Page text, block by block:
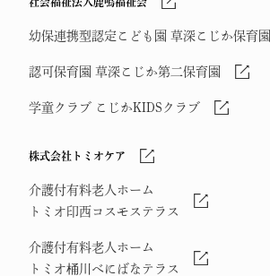
幼保連携型認定こども園 草深こじか保育園
認可保育園 草深こじか第二保育園
学童クラブ こじかKIDSクラブ
株式会社トミオケア
介護付有料老人ホーム
トミオ印西コスモステラス
介護付有料老人ホーム
トミオ桶川べにばなテラス